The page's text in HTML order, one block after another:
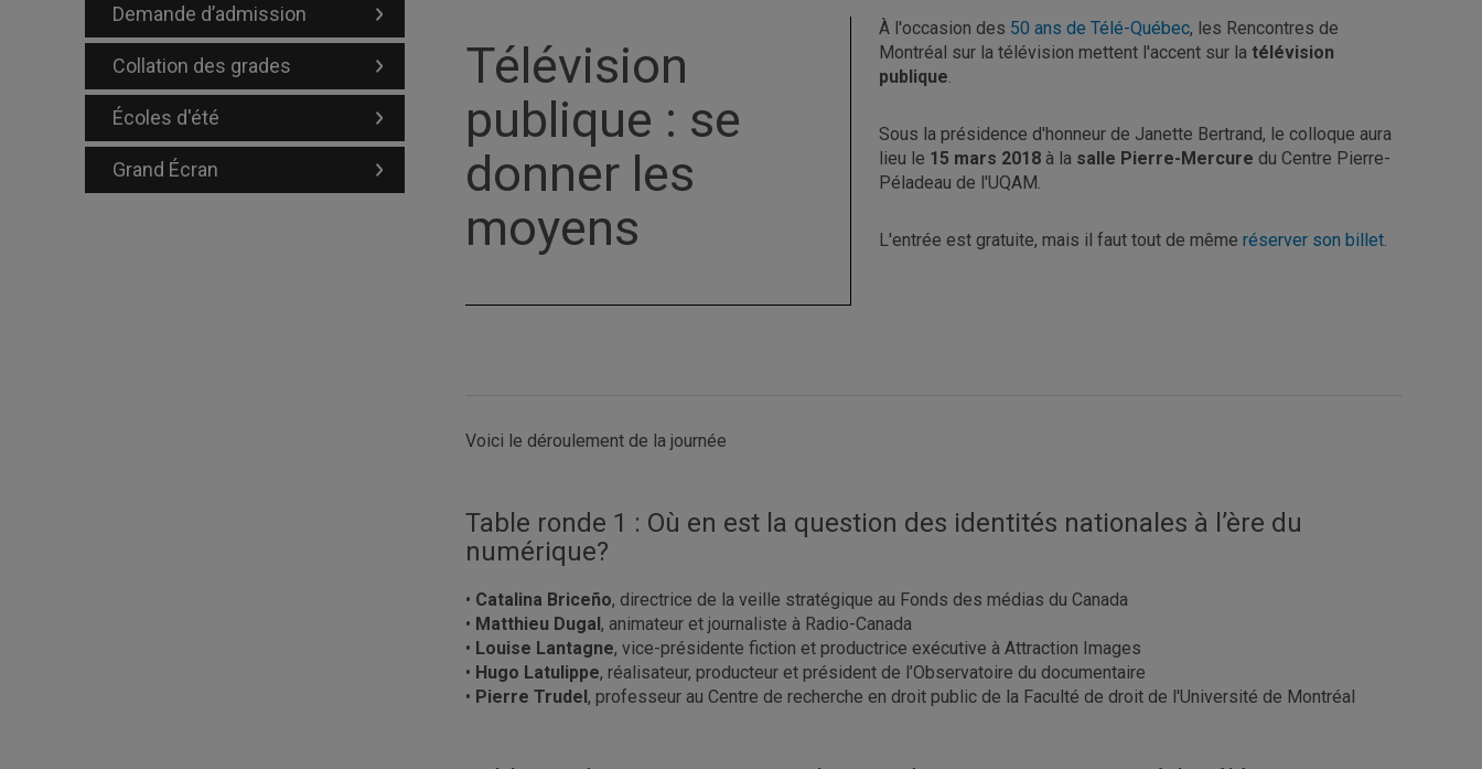
Demande d’admission
Collation des grades
Écoles d'été
Grand Écran
Télévision
publique : se
donner les
moyens
À l'occasion des 50 ans de Télé-Québec, les Rencontres de
Montréal sur la télévision mettent l'accent sur la télévision
publique.
Sous la présidence d'honneur de Janette Bertrand, le colloque aura
lieu le 15 mars 2018 à la salle Pierre-Mercure du Centre Pierre-
Péladeau de l'UQAM.
L'entrée est gratuite, mais il faut tout de même réserver son billet.
Voici le déroulement de la journée
Table ronde 1 : Où en est la question des identités nationales à l’ère du
numérique?
• Catalina Briceño, directrice de la veille stratégique au Fonds des médias du Canada
• Matthieu Dugal, animateur et journaliste à Radio-Canada
• Louise Lantagne, vice-présidente fiction et productrice exécutive à Attraction Images
• Hugo Latulippe, réalisateur, producteur et président de l’Observatoire du documentaire
• Pierre Trudel, professeur au Centre de recherche en droit public de la Faculté de droit de l'Université de Montréal